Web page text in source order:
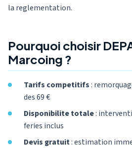
la reglementation.
Pourquoi choisir
Marcoing ?
Tarifs competitifs:
des 69 €
Disponibilite totale:
feries inclus
Devis gratuit: estimation